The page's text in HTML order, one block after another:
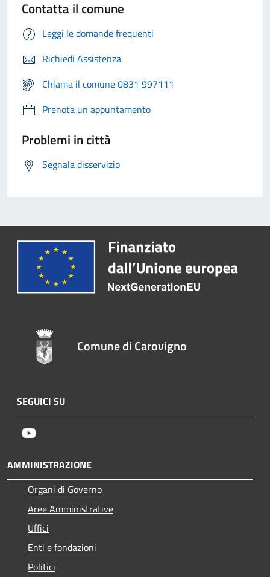
Contatta il comune
Leggi le domande frequenti
Richiedi Assistenza
Chiama il comune 0831 997111
Prenota un appuntamento
Problemi in città
Segnala disservizio
Comune di Carovigno
SEGUICI SU
AMMINISTRAZIONE
Organi di Governo
Aree Amministrative
Uffici
Enti e fondazioni
Politici